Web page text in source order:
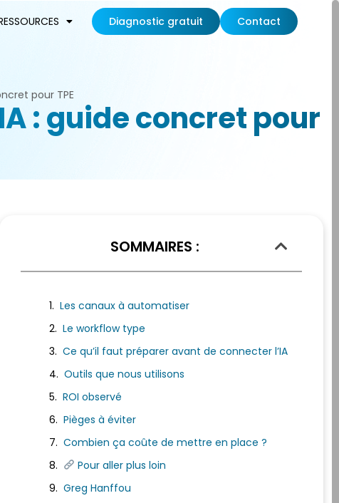
Diagnostic gratuit Contact
pour TPE
: guide concret pour
SOMMAIRES :
Les canaux à automatiser
Le workflow type
Ce qu’il faut préparer avant de connecter l’IA
Outils que nous utilisons
ROI observé
Pièges à éviter
Combien ça coûte de mettre en place ?
Pour aller plus loin
Greg Hanffou